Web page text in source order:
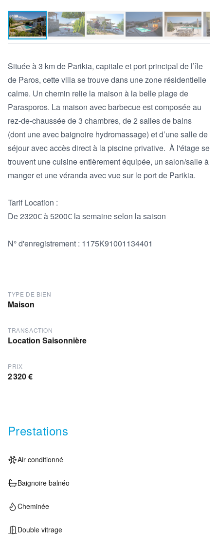
Située à 3 km de Parikia, capitale et port principal de l’île
de Paros, cette villa se trouve dans une zone résidentielle
calme. Un chemin relie la maison à la belle plage de
Parasporos. La maison avec barbecue est composée au
rez-de-chaussée de 3 chambres, de 2 salles de bains
(dont une avec baignoire hydromassage) et d’une salle de
séjour avec accès direct à la piscine privative.  À l'étage se
trouvent une cuisine entièrement équipée, un salon/salle à
manger et une véranda avec vue sur le port de Parikia.
Tarif Location :
De 2320€ à 5200€ la semaine selon la saison
N° d'enregistrement : 1175Κ91001134401
TYPE DE BIEN
Maison
TRANSACTION
Location Saisonnière
PRIX
2 320 €
Prestations
Air conditionné
Baignoire balnéo
Cheminée
Double vitrage